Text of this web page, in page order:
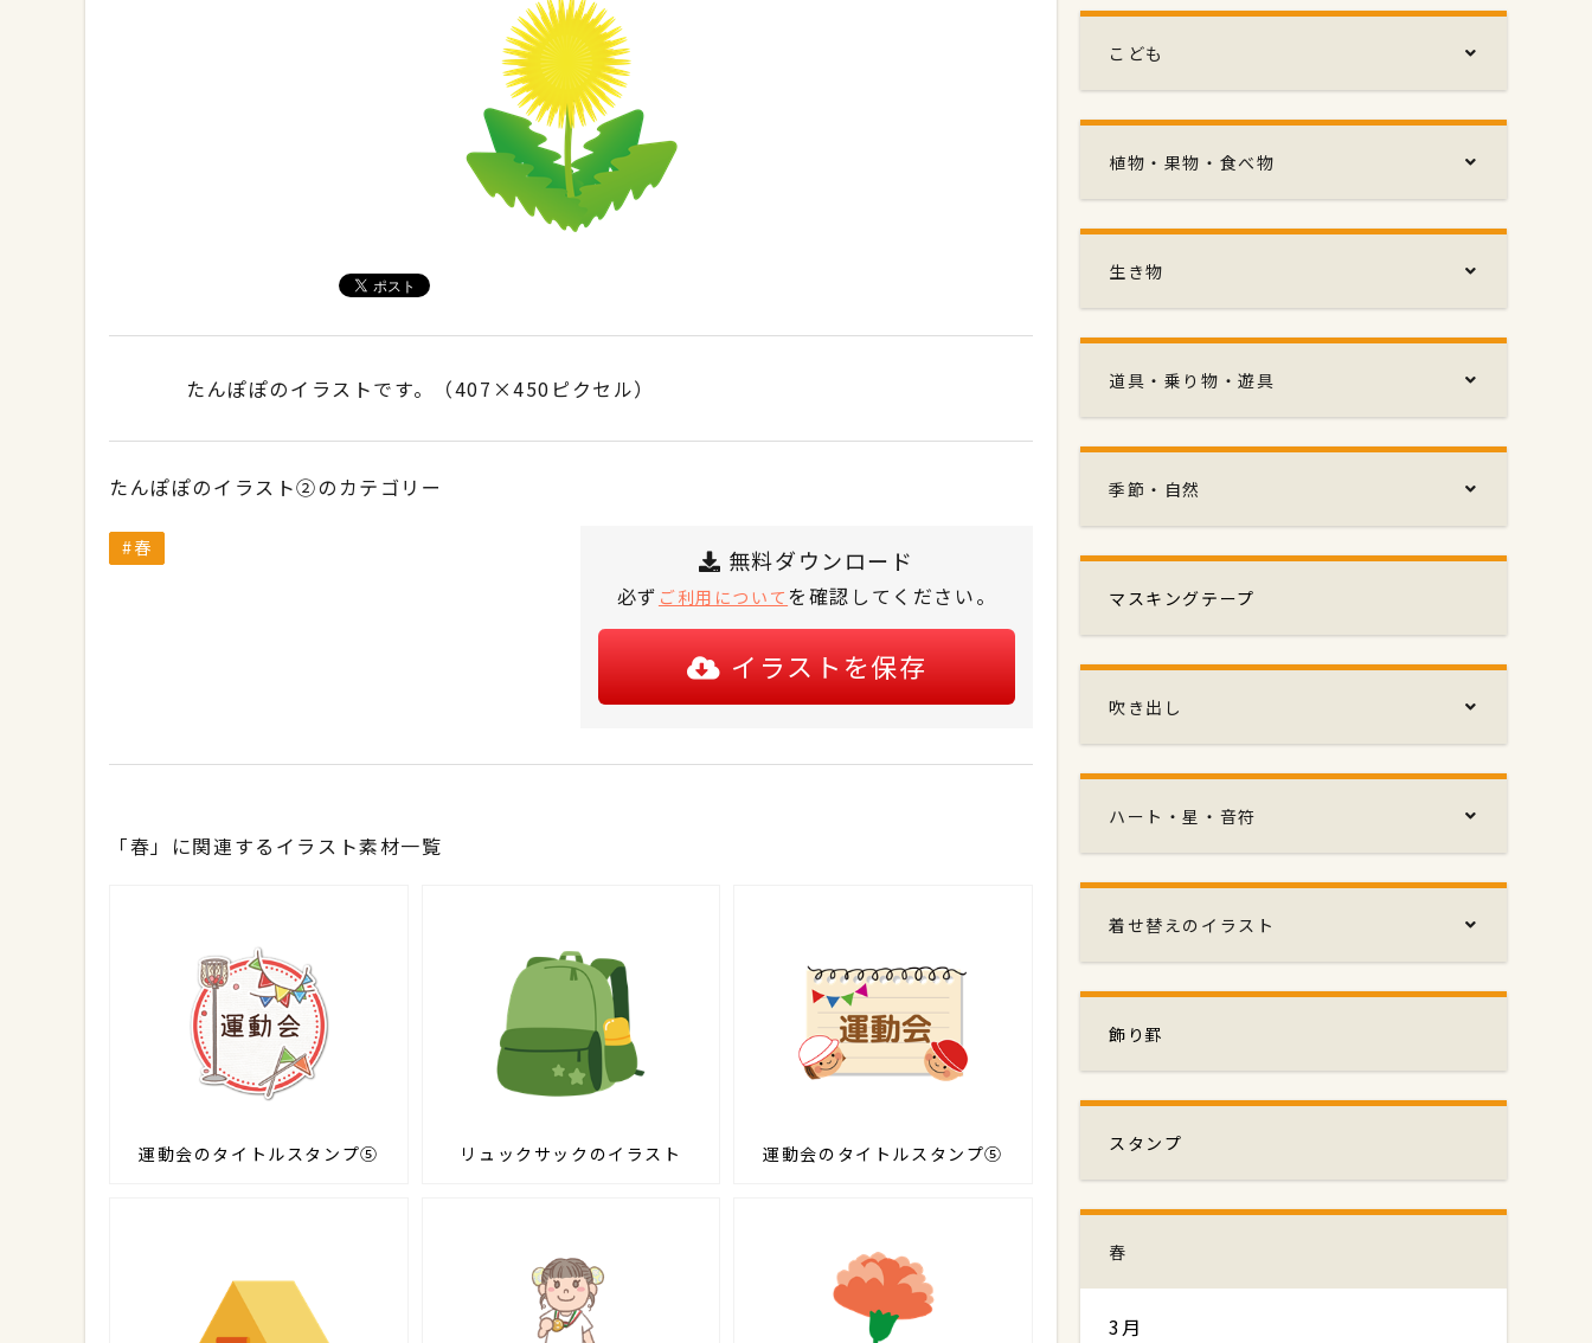
たんぽぽのイラストです。（407×450ピクセル）
たんぽぽのイラスト②のカテゴリー
春 無料ダウンロード
必ず ご利用について を確認してください。
イラストを保存
「春」に関連するイラスト素材一覧
運動会のタイトルスタンプ⑤ リュックサックのイラスト 運動会のタイトルスタンプ⑤
こども
植物・果物・食べ物
生き物
道具・乗り物・遊具
季節・自然
マスキングテープ
吹き出し
ハート・星・音符
着せ替えのイラスト
飾り罫
スタンプ
春
3月